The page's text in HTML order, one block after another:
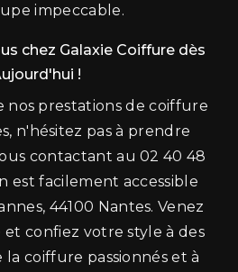
impeccable.
chez Galaxie Coiffure dès
!
nos prestations de coiffure
n'hésitez pas à prendre
contactant au 02 40 48
est facilement accessible
44100 Nantes. Venez
confiez votre style à des
la coiffure passionnés et à